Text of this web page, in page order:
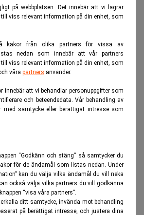
på webbplatsen. Det innebär att vi lagrar
viss relevant information på din enhet, som
kakor från olika partners för vissa av
nedan som innebär att vår partners
viss relevant information på din enhet, som
våra partners använder.
innebär att vi behandlar personuppgifter som
och beteendedata. Vår behandling av
med samtycke eller berättigat intresse som
“Godkänn och stäng” så samtycker du
för de ändamål som listas nedan. Under
kan du välja vilka ändamål du vill neka
också välja vilka partners du vill godkänna
“visa våra partners”.
ditt samtycke, invända mot behandling
på berättigat intresse, och justera dina
miljoner kronor från Thailand och
kronor från Vietnam. Alla dessa
senare komma från samma person –
Jacky Ong i Thailand, genom sitt
World Medical.
från Aegirbio handlar bland annat om
i Asien, vilket
asiatiska orders i sin tur försenas
månader. Även när det gäller
i USA har bolaget stött på
FDA kräver att tekniska och
fram i USA – något som gör att
att ett godkännande i USA kommer
halvåret 2022.
meddelar bolaget att